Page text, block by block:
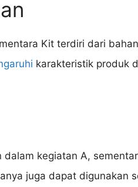
Kit terdiri dari
karakteristik produk
dalam kegiatan A,
juga dapat digunakan